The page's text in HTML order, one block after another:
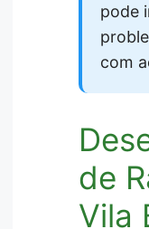
pode
com
de
Vila